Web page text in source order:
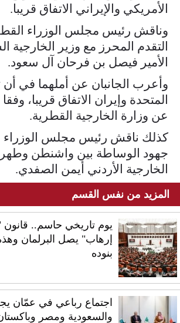
الأمريكي والإيراني الاتفاق قريبا.
وناقش رئيس مجلس الوزراء
التقدم المحرز مع وزير الخارجية
الأمير فيصل بن فرحان آل سعود.
وأعرب الجانبان عن أملهما في أن
المتحدة وإيران الاتفاق قريبا،
عن وزارة الخارجية القطرية.
كذلك ناقش رئيس مجلس الوزراء
جهود الوساطة بين واشنطن
الخارجية الأردني أيمن الصفدي.
المزيد من نفس القسم
يوم تاريخي حاسم.. قانون
إرهاب" يصل البرلمان
بنوده
اجتماع رباعي في عمّان
والسعودية ومصر